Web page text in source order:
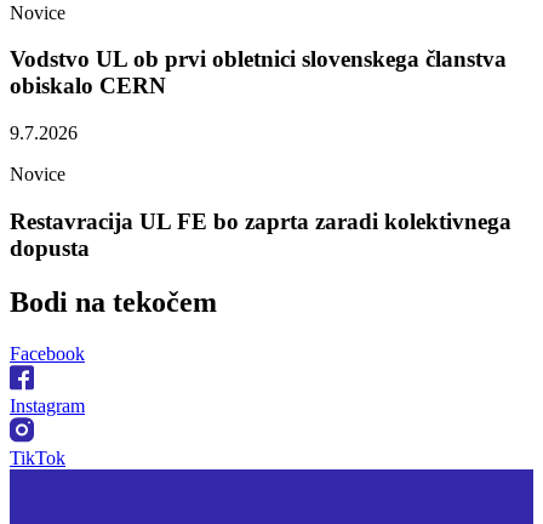
Novice
Vodstvo UL ob prvi obletnici slovenskega članstva
obiskalo CERN
9.7.2026
Novice
Restavracija UL FE bo zaprta zaradi kolektivnega
dopusta
Bodi na tekočem
Facebook
Instagram
TikTok